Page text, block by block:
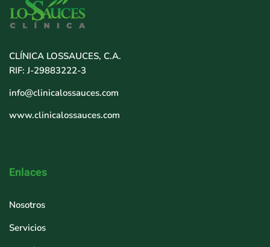
CLÍNICA LOSSAUCES, C.A.
RIF: J-29883222-3
info@clinicalossauces.com
www.clinicalossauces.com
Enlaces
Nosotros
Servicios